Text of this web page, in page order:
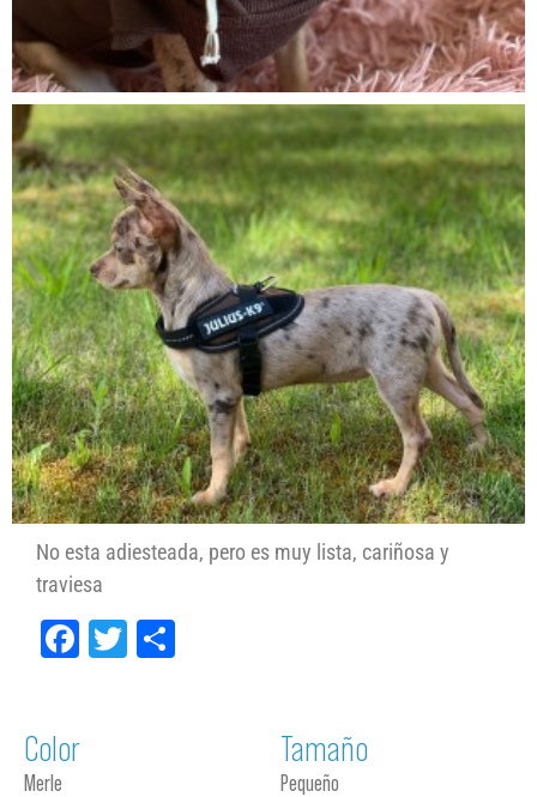
No esta adiesteada, pero es muy lista, cariñosa y
traviesa
Facebook
Twitter
Color
Merle
Tamaño
Pequeño